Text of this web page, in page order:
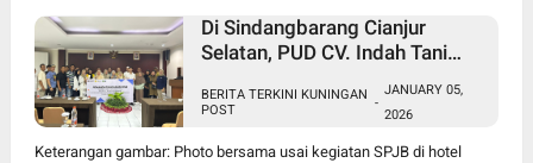
Di Sindangbarang Cianjur
Selatan, PUD CV. Indah Tani
Sesuai HET
BERITA TERKINI KUNINGAN
POST
-
JANUARY 05,
2026
Keterangan gambar: Photo bersama usai kegiatan SPJB di hotel